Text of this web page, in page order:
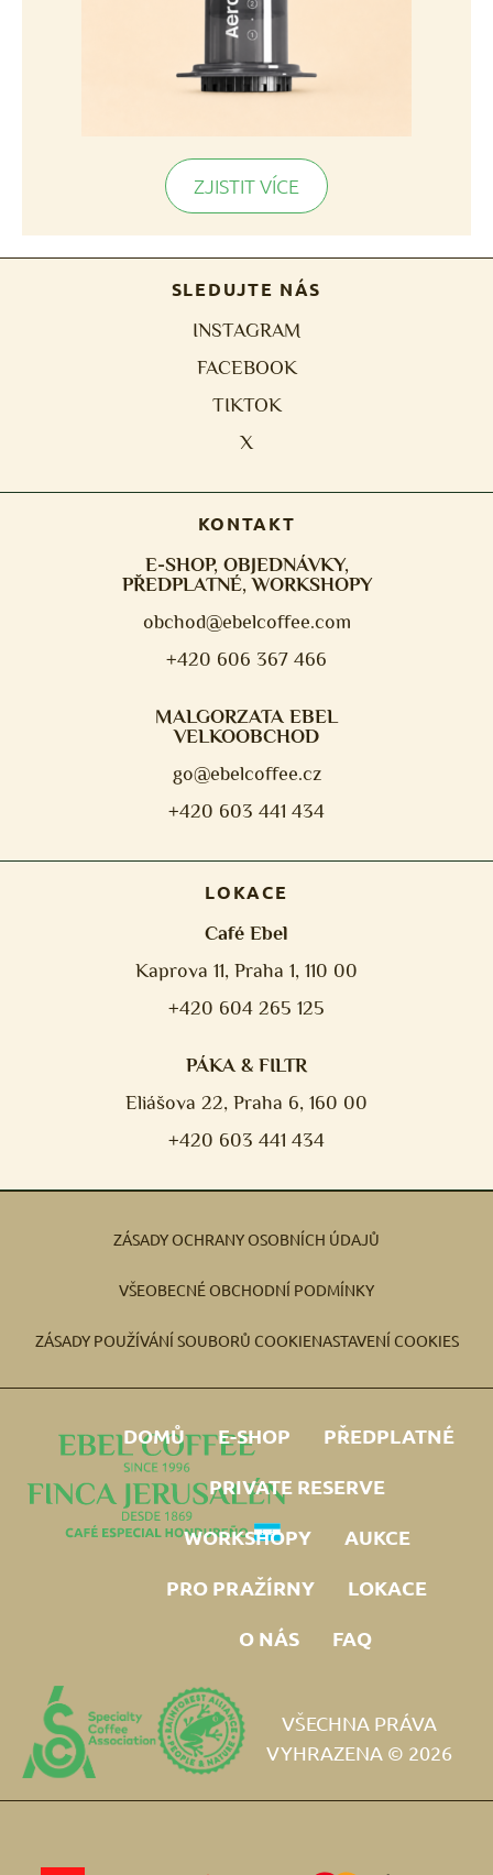
ZJISTIT VÍCE
SLEDUJTE NÁS
INSTAGRAM
FACEBOOK
TIKTOK
X
KONTAKT
E-SHOP, OBJEDNÁVKY,
PŘEDPLATNÉ, WORKSHOPY
obchod@ebelcoffee.com
+420 606 367 466
MALGORZATA EBEL
VELKOOBCHOD
go@ebelcoffee.cz
+420 603 441 434
LOKACE
Café Ebel
Kaprova 11, Praha 1, 110 00
+420 604 265 125
PÁKA & FILTR
Eliášova 22, Praha 6, 160 00
+420 603 441 434
ZÁSADY OCHRANY OSOBNÍCH ÚDAJŮ
VŠEOBECNÉ OBCHODNÍ PODMÍNKY
ZÁSADY POUŽÍVÁNÍ SOUBORŮ COOKIENASTAVENÍ COOKIES
DOMŮ E-SHOP
PŘEDPLATNÉ
PRIVATE RESERVE
WORKSHOPY
AUKCE
PRO PRAŽÍRNY
LOKACE
O NÁS
FAQ
VŠECHNA PRÁVA
VYHRAZENA © 2026